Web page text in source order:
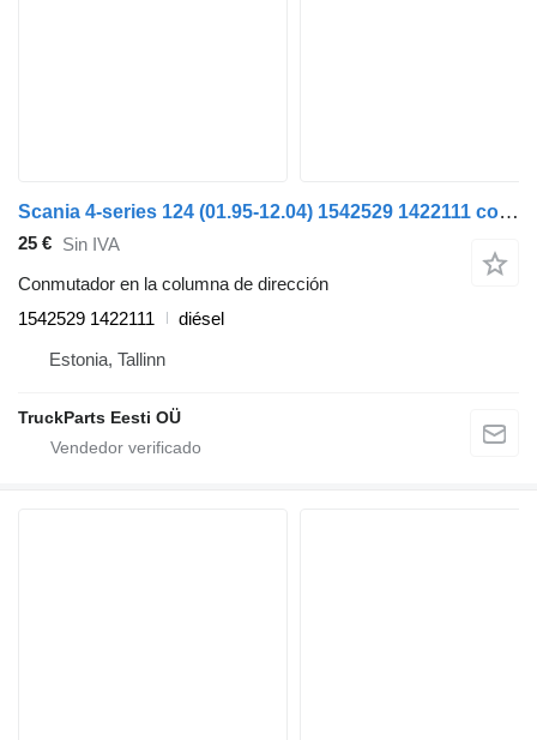
Scania 4-series 124 (01.95-12.04) 1542529 1422111 conmutador en la columna de dirección para Scania 4-series (1995-2006) cabeza tractora
25 € Sin IVA
Conmutador en la columna de dirección
1542529 1422111
diésel
Estonia, Tallinn
TruckParts Eesti OÜ